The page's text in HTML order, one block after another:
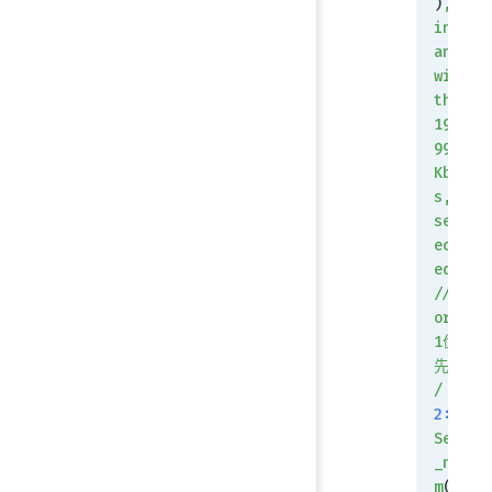
) ,
inb
and
wid
th:
199
991
Kbp
s,
sel
ect
ed
//p
ort
1优
先/
/
2:
Seq
_nu
m(